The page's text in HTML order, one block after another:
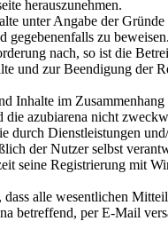
herauszunehmen.
unter Angabe der
gegebenenfalls zu
nach, so ist die
und zur Beendigung der
Inhalte im
azubiarena nicht
durch Dienstleistungen
der Nutzer selbst
seine Registrierung mit
alle wesentlichen
betreffend, per E-Mail